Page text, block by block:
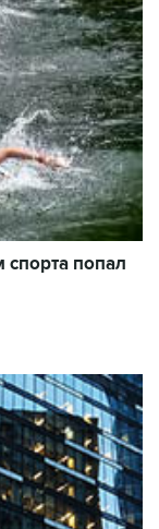
попал